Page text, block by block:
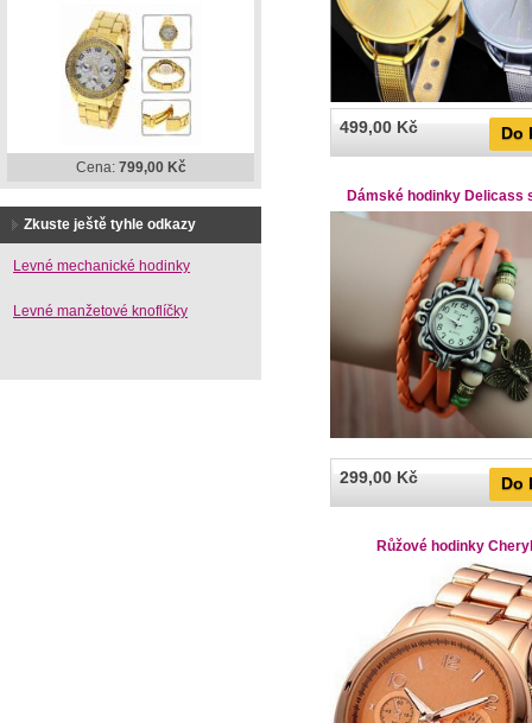
499,00 Kč Do
Dámské hodinky Delicass
299,00 Kč Do
Růžové hodinky
Cena: 799,00 Kč
Zkuste ještě tyhle odkazy
Levné mechanické hodinky
Levné manžetové knoflíčky